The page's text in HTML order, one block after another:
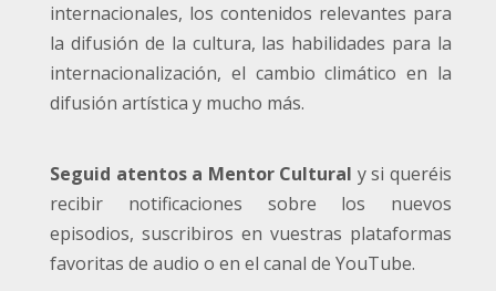
internacionales, los contenidos relevantes para
la difusión de la cultura, las habilidades para la
internacionalización, el cambio climático en la
difusión artística y mucho más.
Seguid atentos a Mentor Cultural y si queréis
recibir notificaciones sobre los nuevos
episodios, suscribiros en vuestras plataformas
favoritas de audio o en el canal de YouTube.